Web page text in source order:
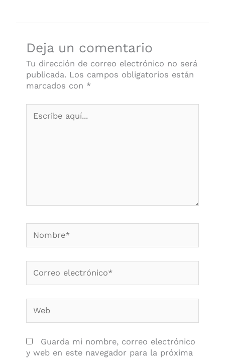
Deja un comentario
Tu dirección de correo electrónico no será
publicada. Los campos obligatorios están
marcados con *
aquí...
electrónico*
Guarda mi nombre, correo electrónico
y web en este navegador para la próxima